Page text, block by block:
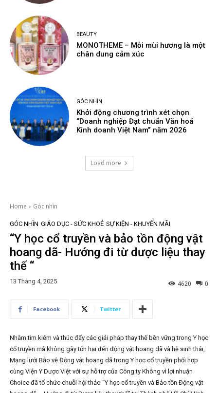
BEAUTY
MONOTHEME – Mỗi mùi hương là một
chân dung cảm xúc
GÓC NHÌN
Khởi động chương trình xét chọn
“Doanh nghiệp Đạt chuẩn Văn hoá
Kinh doanh Việt Nam” năm 2026
Load more